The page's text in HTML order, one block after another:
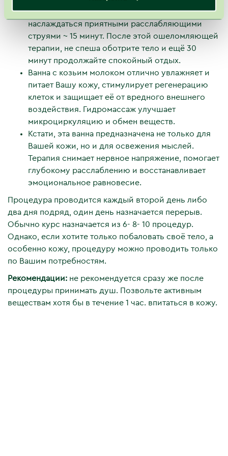
поглаживающую Вашу кожу воду, и будете
наслаждаться приятными расслабляющими
струями ~ 15 минут. После этой ошеломляющей
терапии, не спеша оботрите тело и ещё 30
минут продолжайте спокойный отдых.
Ванна с козьим молоком отлично увлажняет и
питает Вашу кожу, стимулирует регенерацию
клеток и защищает её от вредного внешнего
воздействия. Гидромассаж улучшает
микроциркуляцию и обмен веществ.
Кстати, эта ванна предназначена не только для
Вашей кожи, но и для освежения мыслей.
Терапия снимает нервное напряжение, помогает
глубокому расслаблению и восстанавливает
эмоциональное равновесие.
Процедура проводится каждый второй день либо
два дня подряд, один день назначается перерыв.
Обычно курс назначается из 6- 8- 10 процедур.
Однако, если хотите только побаловать своё тело, а
особенно кожу, процедуру можно проводить только
по Вашим потребностям.
Рекомендации: не рекомендуется сразу же после
процедуры принимать душ. Позвольте активным
веществам хотя бы в течение 1 час. впитаться в кожу.